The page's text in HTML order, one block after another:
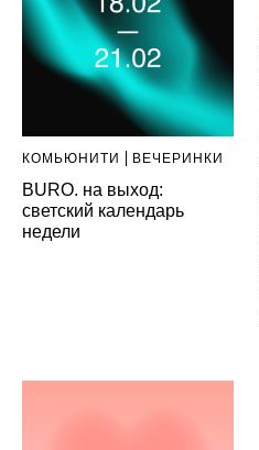
КОМЬЮНИТИ ВЕЧЕРИНКИ
BURO. на выход:
светский календарь
недели